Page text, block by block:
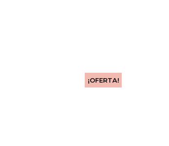
¡OFERTA!